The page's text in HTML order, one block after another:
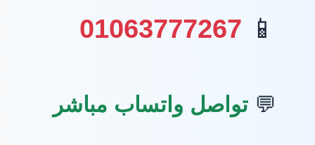
📱
01063777267
💬 تواصل واتساب مباشر